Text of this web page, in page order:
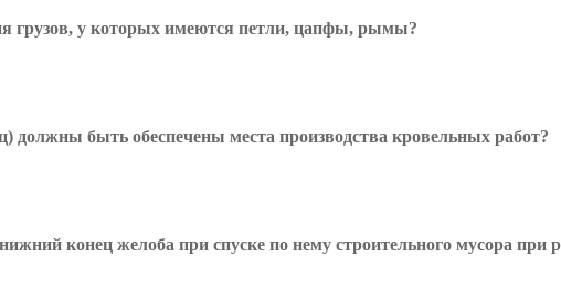
грузов, у которых имеются петли, цапфы, рымы?
быть обеспечены места производства кровельных работ?
конец желоба при спуске по нему строительного мусора при